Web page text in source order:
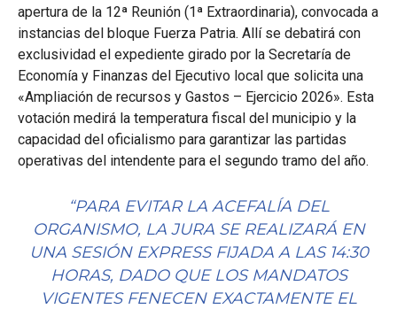
apertura de la 12ª Reunión (1ª Extraordinaria), convocada a
instancias del bloque Fuerza Patria. Allí se debatirá con
exclusividad el expediente girado por la Secretaría de
Economía y Finanzas del Ejecutivo local que solicita una
«Ampliación de recursos y Gastos – Ejercicio 2026». Esta
votación medirá la temperatura fiscal del municipio y la
capacidad del oficialismo para garantizar las partidas
operativas del intendente para el segundo tramo del año.
“PARA EVITAR LA ACEFALÍA DEL
ORGANISMO, LA JURA SE REALIZARÁ EN
UNA SESIÓN EXPRESS FIJADA A LAS 14:30
HORAS, DADO QUE LOS MANDATOS
VIGENTES FENECEN EXACTAMENTE EL